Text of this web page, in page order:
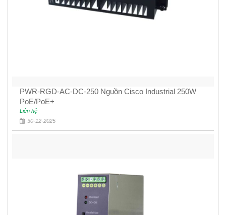
PWR-RGD-AC-DC-250 Nguồn Cisco Industrial 250W
PoE/PoE+
Liên hệ
30-12-2025